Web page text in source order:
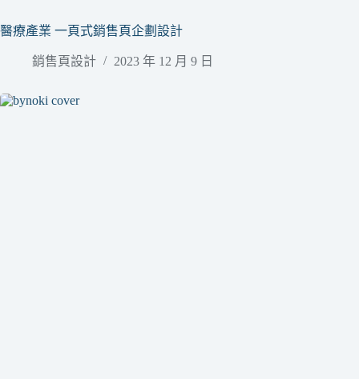
醫療產業 一頁式銷售頁企劃設計
銷售頁設計 2023 年 12 月 9 日